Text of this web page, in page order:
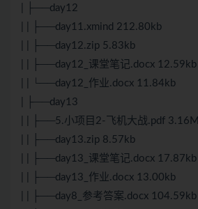
| ├──day12
| | ├──day11.xmind 212.80kb
| | ├──day12.zip 5.83kb
| | ├──day12_课堂笔记.docx 12.59kb
| | └──day12_作业.docx 11.84kb
| ├──day13
| | ├──5.小项目2-飞机大战.pdf 3.16M
| | ├──day13.zip 8.57kb
| | ├──day13_课堂笔记.docx 17.87kb
| | ├──day13_作业.docx 13.00kb
| | ├──day8_参考答案.docx 104.59kb